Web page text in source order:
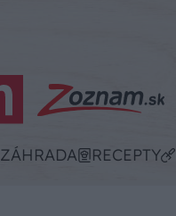
ZÁHRADA RECEPTY